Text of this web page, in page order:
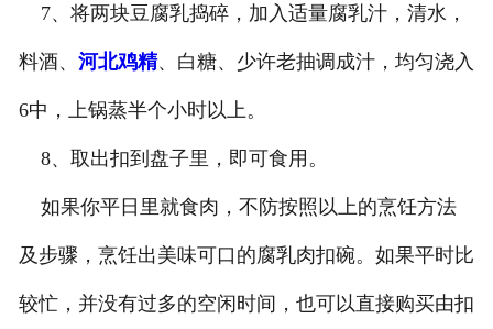
7、将两块豆腐乳捣碎，加入适量腐乳汁，清水，
料酒、 河北鸡精、白糖、少许老抽调成汁，均匀浇入
6中，上锅蒸半个小时以上。
8、取出扣到盘子里，即可食用。
如果你平日里就食肉，不防按照以上的烹饪方法
及步骤，烹饪出美味可口的腐乳肉扣碗。如果平时比
较忙，并没有过多的空闲时间，也可以直接购买由扣